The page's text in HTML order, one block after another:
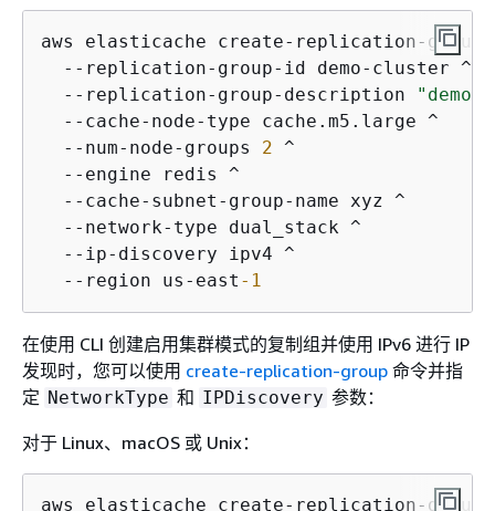
aws elasticache create-replication-group
  --replication-group-id demo-cluster ^
  --replication-group-description
"demo
  --cache-node-type cache.m5.large ^
  --num-node-groups
2 ^
  --engine redis ^
  --cache-subnet-group-name xyz ^
  --network-type dual_stack ^
  --ip-discovery ipv4 ^
  --region us-east
-1
在使用 CLI 创建启用集群模式的复制组并使用 IPv6 进行 IP
发现时，您可以使用 create-replication-group 命令并指
定 NetworkType 和 IPDiscovery 参数：
对于 Linux、macOS 或 Unix：
aws elasticache create-replication-group